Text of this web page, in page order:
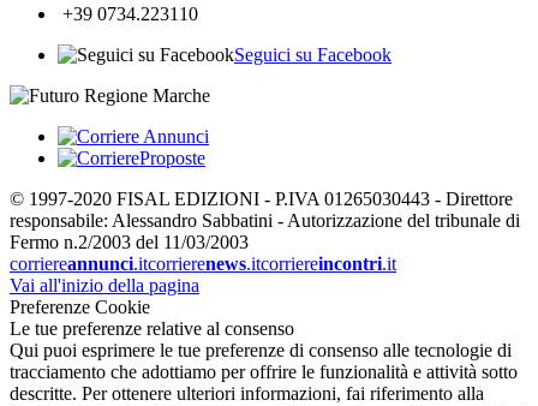
+39 0734.223110
Seguici su Facebook
© 1997-2020 FISAL EDIZIONI - P.IVA 01265030443 - Direttore
responsabile: Alessandro Sabbatini - Autorizzazione del tribunale di
Fermo n.2/2003 del 11/03/2003
corriereannunci.itcorrierenews.itcorriereincontri.it
Vai all'inizio della pagina
Preferenze Cookie
Le tue preferenze relative al consenso
Qui puoi esprimere le tue preferenze di consenso alle tecnologie di
tracciamento che adottiamo per offrire le funzionalità e attività sotto
descritte. Per ottenere ulteriori informazioni, fai riferimento alla